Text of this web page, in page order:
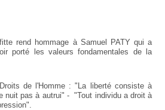
rend hommage à Samuel PATY qui a
porté les valeurs fondamentales de la
de l'Homme : "La liberté consiste à
nuit pas à autrui" - "Tout individu a droit à